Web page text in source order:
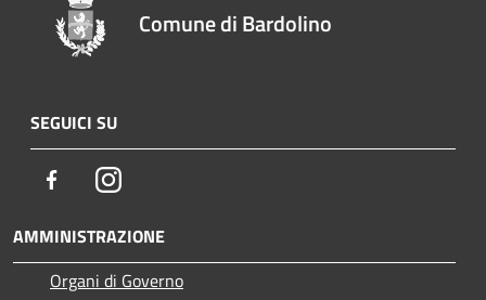
Comune di Bardolino
SEGUICI SU
FacebookInstagram
AMMINISTRAZIONE
Organi di Governo